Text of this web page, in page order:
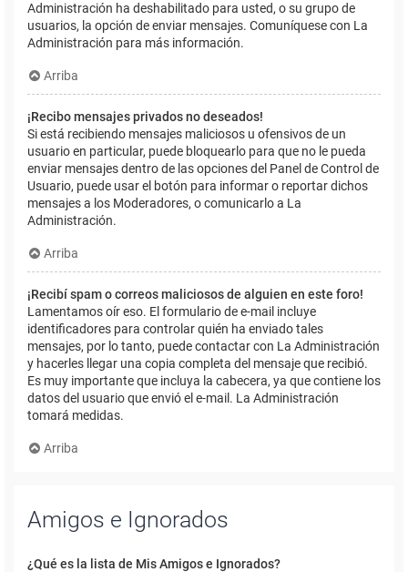
Administración ha deshabilitado para usted, o su grupo de
usuarios, la opción de enviar mensajes. Comuníquese con La
Administración para más información.
Arriba
¡Recibo mensajes privados no deseados!
Si está recibiendo mensajes maliciosos u ofensivos de un
usuario en particular, puede bloquearlo para que no le pueda
enviar mensajes dentro de las opciones del Panel de Control de
Usuario, puede usar el botón para informar o reportar dichos
mensajes a los Moderadores, o comunicarlo a La
Administración.
Arriba
¡Recibí spam o correos maliciosos de alguien en este foro!
Lamentamos oír eso. El formulario de e-mail incluye
identificadores para controlar quién ha enviado tales
mensajes, por lo tanto, puede contactar con La Administración
y hacerles llegar una copia completa del mensaje que recibió.
Es muy importante que incluya la cabecera, ya que contiene los
datos del usuario que envió el e-mail. La Administración
tomará medidas.
Arriba
Amigos e Ignorados
¿Qué es la lista de Mis Amigos e Ignorados?